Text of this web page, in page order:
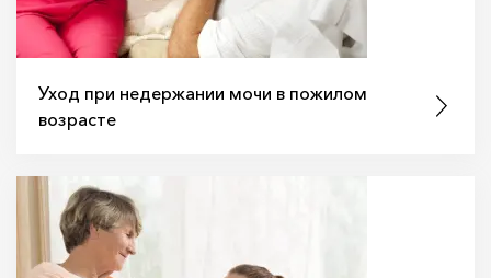
Уход при недержании мочи в пожилом
возрасте